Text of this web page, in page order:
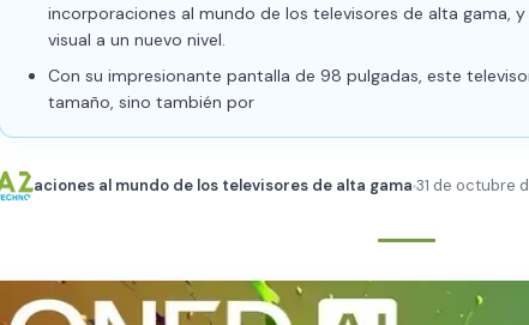
incorporaciones al mundo de los televisores de alta gama,
visual a un nuevo nivel.
Con su impresionante pantalla de 98 pulgadas, este
tamaño, sino también por
aciones al mundo de los televisores de alta gama 31 de octubre